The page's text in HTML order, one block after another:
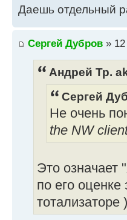
Даешь отдельный
Сергей Дубров »
Андрей Тр.
Сергей
Не очень
the NW
Это означает
по его
тотализаторе